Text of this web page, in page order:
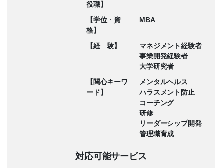
役職】
【学位・資
格】
MBA
【経 験】
マネジメント経験者
事業開発経験者
大学研究者
【関心キーワ
ード】
メンタルヘルス
ハラスメント防止
コーチング
研修
リーダーシップ開発
管理職育成
対応可能サービス